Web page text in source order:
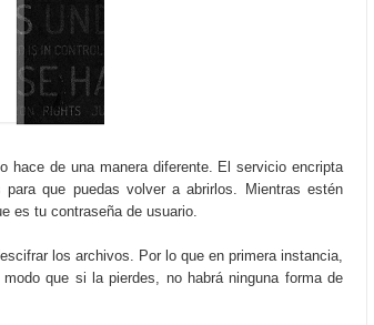
hace de una manera diferente. El servicio encripta
que puedas volver a abrirlos. Mientras estén
es tu contraseña de usuario.
los archivos. Por lo que en primera instancia,
que si la pierdes, no habrá ninguna forma de